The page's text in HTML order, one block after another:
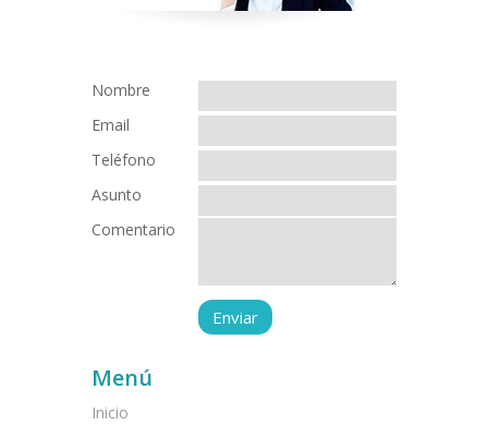
Nombre
Email
Teléfono
Asunto
Comentario
Menú
Inicio